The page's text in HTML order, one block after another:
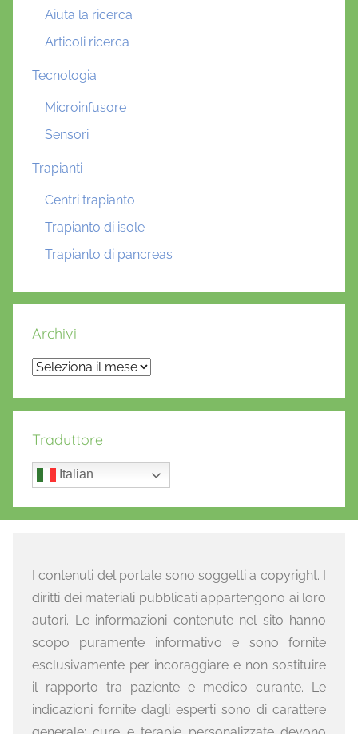
Aiuta la ricerca
Articoli ricerca
Tecnologia
Microinfusore
Sensori
Trapianti
Centri trapianto
Trapianto di isole
Trapianto di pancreas
Archivi
Archivi
Traduttore
Italian
I contenuti del portale sono soggetti a copyright. I
diritti dei materiali pubblicati appartengono ai loro
autori. Le informazioni contenute nel sito hanno
scopo puramente informativo e sono fornite
esclusivamente per incoraggiare e non sostituire
il rapporto tra paziente e medico curante. Le
indicazioni fornite dagli esperti sono di carattere